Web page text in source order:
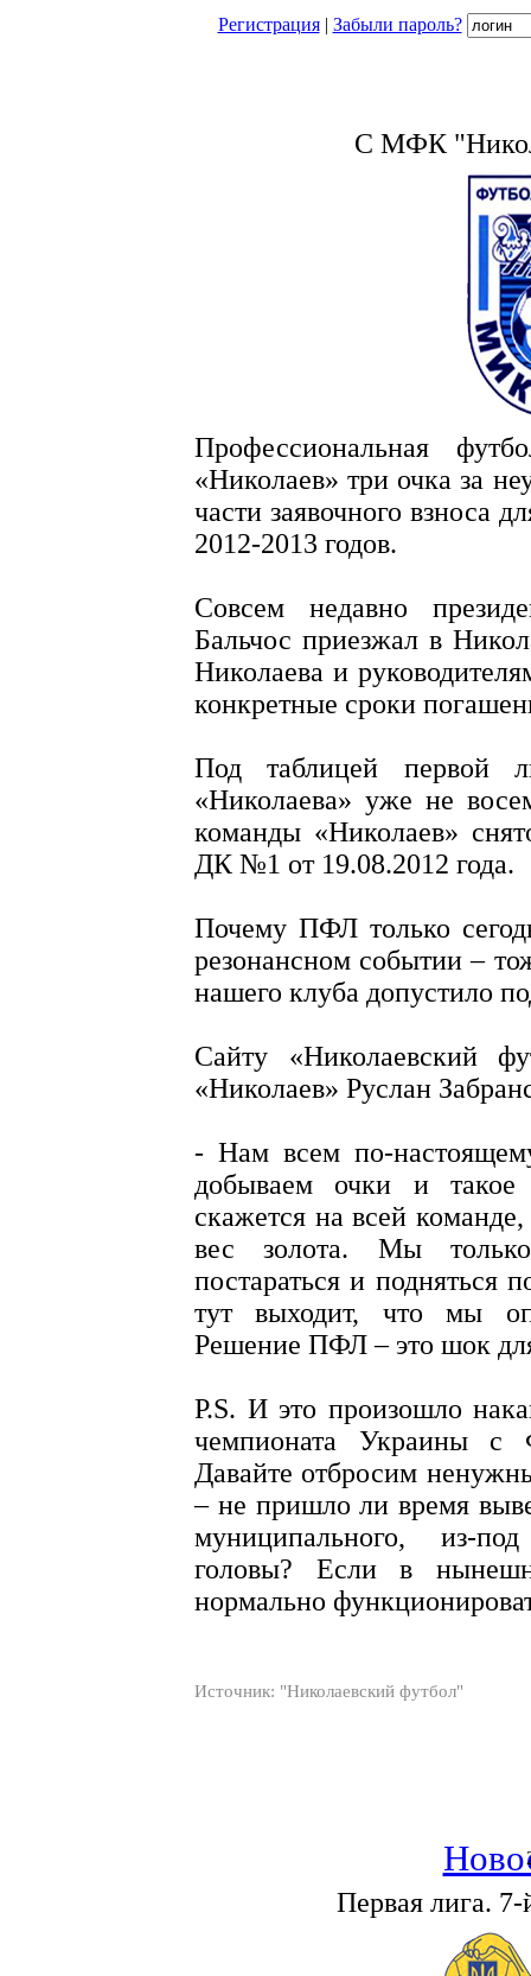
Регистрация| Забыли пароль?
С МФК
Профессиональная
«Николаев» три очка за
части заявочного взноса
2012-2013 годов.
Совсем недавно
Бальчос приезжал в
Николаева и
конкретные сроки
Под таблицей
«Николаева» уже не
команды «Николаев»
ДК №1 от 19.08.2012 года.
Почему ПФЛ только
резонансном событии –
нашего клуба допустило
Сайту «Николаевский
«Николаев» Руслан
- Нам всем по-
добываем очки и
скажется на всей
вес золота. Мы
постараться и подняться
тут выходит, что мы
Решение ПФЛ – это шок
P.S. И это произошло
чемпионата Украины
Давайте отбросим
– не пришло ли время
муниципального, из-под
головы? Если в
нормально
Источник: "Николаевский футбол"
Первая лига.